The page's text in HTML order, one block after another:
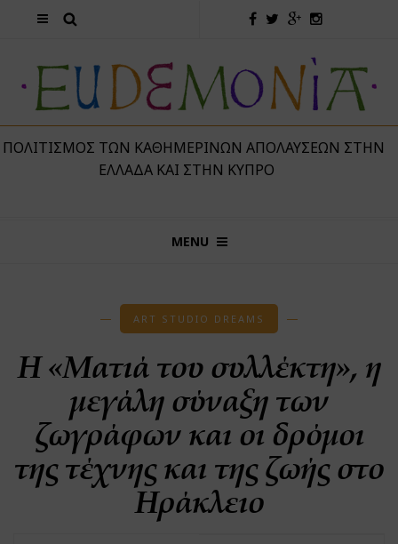
ΤΩΝ ΚΑΘΗΜΕΡΙΝΏΝ ΑΠΟΛΑΎΣΕΩΝ ΣΤΗΝ
ΕΛΛΆΔΑ ΚΑΙ ΣΤΗΝ ΚΎΠΡΟ
MENU
ART STUDIO DREAMS
H «Ματιά του συλλέκτη», η
μεγάλη σύναξη των
ζωγράφων και οι δρόμοι
της τέχνης και της ζωής στο
Ηράκλειο